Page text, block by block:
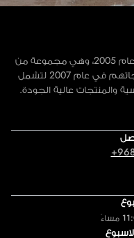
أطلقت تشارلز اند كيث شركة بيدرو في عام 2005، وهي مجموعة من
الأحذية الرجالية. تم زيادة مجموعة منتجاتهم في عام 2007 لتشمل
والمنتجات عالية الجودة.